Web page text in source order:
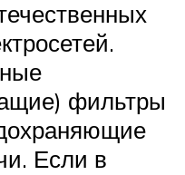
фильтры
Если в